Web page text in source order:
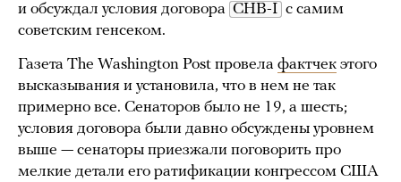
и обсуждал условия договора СНВ-I с самим
советским генсеком.
Газета The Washington Post провела фактчек этого
высказывания и установила, что в нем не так
примерно все. Сенаторов было не 19, а шесть;
условия договора были давно обсуждены уровнем
выше — сенаторы приезжали поговорить про
мелкие детали его ратификации конгрессом США